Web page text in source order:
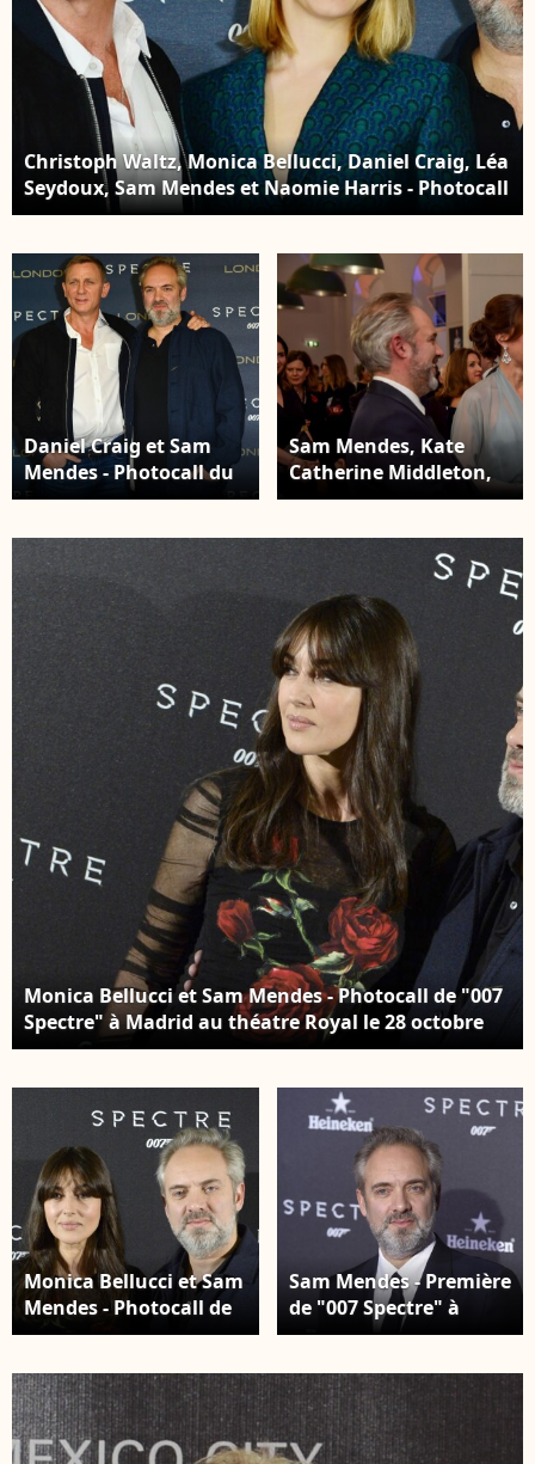
Christoph Waltz, Monica Bellucci, Daniel Craig, Léa
Seydoux, Sam Mendes et Naomie Harris - Photocall
du film "James Bond - Spectre" à l'hôtel Corinthia à
Daniel Craig et Sam
Mendes - Photocall du
film "James Bond -
Corinthia à Londres. Le
22 octobre 2015 22
October 2015.
Sam Mendes, Kate
Catherine Middleton,
duchesse de
Waltz et Daniel Craig -
Première mondiale du
film "James Bond
Spectre" au Royal
Albert Hall à Londres.
Le 26 octobre 2015.
Monica Bellucci et Sam Mendes - Photocall de "007
Spectre" à Madrid au théatre Royal le 28 octobre
2015.
Monica Bellucci et Sam
Mendes - Photocall de
"007 Spectre" à Madrid
octobre 2015.
Sam Mendes - Première
de "007 Spectre" à
Madrid le 28 octobre